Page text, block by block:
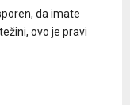
da imate
ovo je pravi